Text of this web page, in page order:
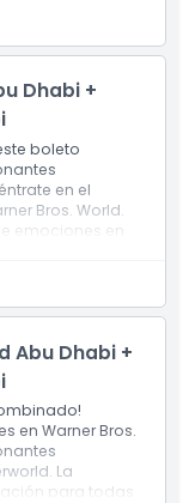
a los cuatro
Dhabi.
Dhabi +
boleto
en el
Bros. World.
emociones en
Dabi y Warner
a ambos
a atracciones,
parques
Abu Dhabi +
en Warner Bros.
La
para todas